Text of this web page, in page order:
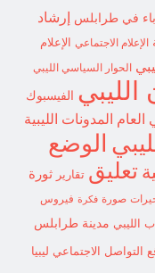
في طرابلس إرشاد
الإعلام الاجتماعي
الإعلام
الحوار السياسي الليبي
الليبي الفيسبوك
العام المدونات الليبية
الوضع
تعليق تقارير
ثورة
صورة فكرة فيروس
الليبي مدينة طرابلس
التواصل الاجتماعي ليبيا